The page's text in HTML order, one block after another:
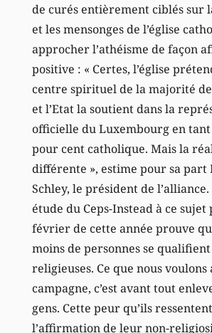
de curés entièrement ciblés sur
et les mensonges de l’église
approcher l’athéisme de façon
positive : « Certes, l’église
centre spirituel de la majorité
et l’Etat la soutient dans la
officielle du Luxembourg en tant
pour cent catholique. Mais la
différente », estime pour sa part
Schley, le président de
étude du Ceps-Instead à ce sujet
février de cette année prouve
moins de personnes se
religieuses. Ce que nous voulons
campagne, c’est avant tout
gens. Cette peur qu’ils
l’affirmation de leur non-